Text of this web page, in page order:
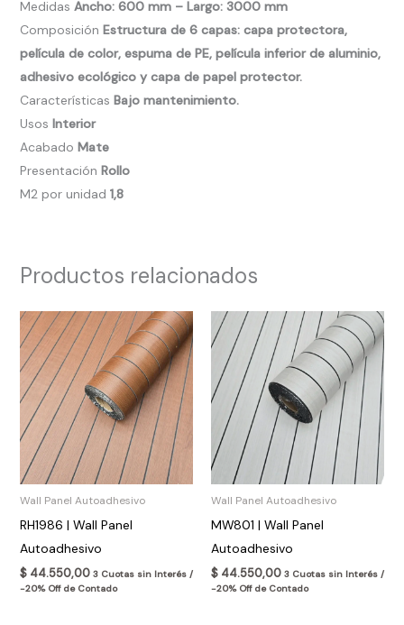
Medidas Ancho: 600 mm – Largo: 3000 mm
Composición Estructura de 6 capas: capa protectora,
película de color, espuma de PE, película inferior de aluminio,
adhesivo ecológico y capa de papel protector.
Características Bajo mantenimiento.
Usos Interior
Acabado Mate
Presentación Rollo
M2 por unidad 1,8
Productos relacionados
Wall Panel Autoadhesivo
RH1986 | Wall Panel
Autoadhesivo
$44.550,00 3 Cuotas sin Interés /
-20% Off de Contado
Wall Panel Autoadhesivo
MW801 | Wall Panel
Autoadhesivo
$ 44.550,00 3 Cuotas sin Interés /
-20% Off de Contado